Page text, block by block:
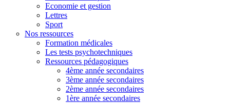
Economie et gestion
Lettres
Sport
Nos ressources
Formation médicales
Les tests psychotechniques
Ressources pédagogiques
4ème année secondaires
3ème année secondaires
2ème année secondaires
1ère année secondaires